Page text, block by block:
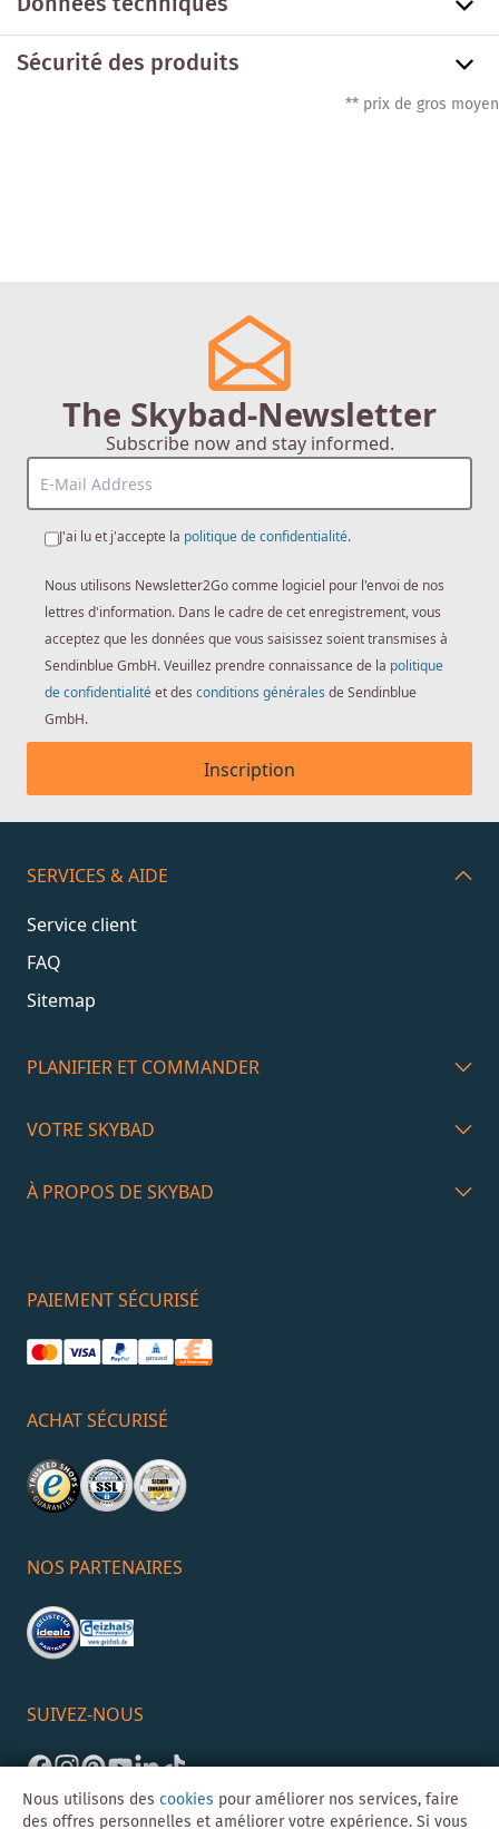
Sécurité des produits
** prix de gros moyen
The Skybad-Newsletter
Subscribe now and stay informed.
J'ai lu et j'accepte la politique de confidentialité.
Nous utilisons Newsletter2Go comme logiciel pour l'envoi de nos
lettres d'information. Dans le cadre de cet enregistrement, vous
acceptez que les données que vous saisissez soient transmises à
Sendinblue GmbH. Veuillez prendre connaissance de la politique
de confidentialitéet des conditions générales de Sendinblue
GmbH.
Inscription
SERVICES & AIDE
Service client
FAQ
Sitemap
PLANIFIER ET COMMANDER
VOTRE SKYBAD
À PROPOS DE SKYBAD
PAIEMENT SÉCURISÉ
ACHAT SÉCURISÉ
NOS PARTENAIRES
SUIVEZ-NOUS
Nous utilisons des cookies pour améliorer nos services, faire
des offres personnelles et améliorer votre expérience. Si vous